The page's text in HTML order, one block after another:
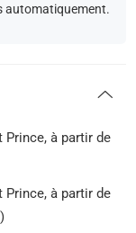
automatiquement.
Prince, à partir de
Prince, à partir de